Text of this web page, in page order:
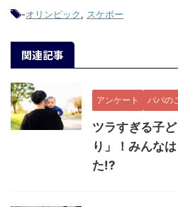
-オリンピック, スケボー
関連記事
アンケート パパの
ツラすぎる子
り」！みんな
た!?